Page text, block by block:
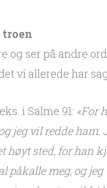
troen
og ser på andre
vi allerede har
i Salme 91: «For
jeg vil redde ham.
høyt sted, for han
påkalle meg, og